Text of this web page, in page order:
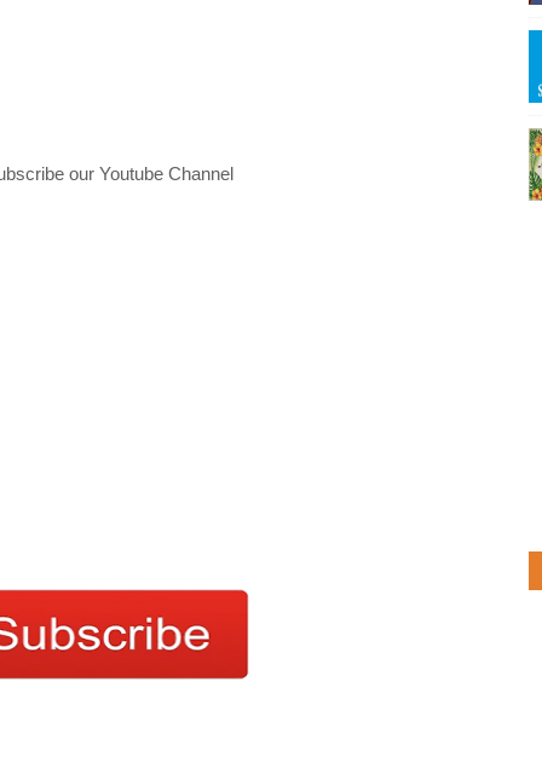
our Youtube Channel